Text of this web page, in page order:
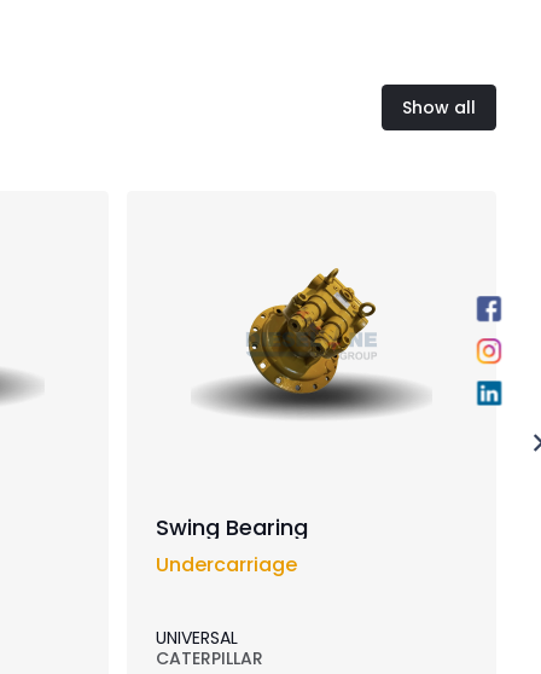
Show all
Swing Bearing
Undercarriage
UNIVERSAL
CATERPILLAR